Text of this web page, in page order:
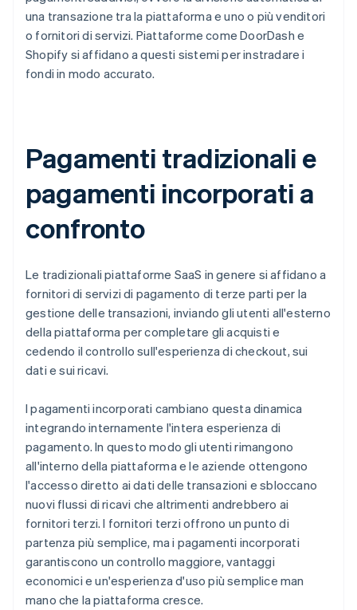
una transazione tra la piattaforma e uno o più venditori
o fornitori di servizi. Piattaforme come DoorDash e
Shopify si affidano a questi sistemi per instradare i
fondi in modo accurato.
Pagamenti tradizionali e
pagamenti incorporati a
confronto
Le tradizionali piattaforme SaaS in genere si affidano a
fornitori di servizi di pagamento di terze parti per la
gestione delle transazioni, inviando gli utenti all'esterno
della piattaforma per completare gli acquisti e
cedendo il controllo sull'esperienza di checkout, sui
dati e sui ricavi.
I pagamenti incorporati cambiano questa dinamica
integrando internamente l'intera esperienza di
pagamento. In questo modo gli utenti rimangono
all'interno della piattaforma e le aziende ottengono
l'accesso diretto ai dati delle transazioni e sbloccano
nuovi flussi di ricavi che altrimenti andrebbero ai
fornitori terzi. I fornitori terzi offrono un punto di
partenza più semplice, ma i pagamenti incorporati
garantiscono un controllo maggiore, vantaggi
economici e un'esperienza d'uso più semplice man
mano che la piattaforma cresce.